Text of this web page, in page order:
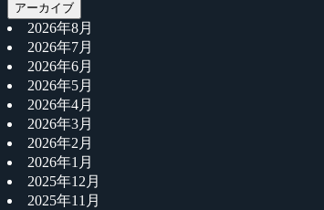
アーカイブ
2026年8月
2026年7月
2026年6月
2026年5月
2026年4月
2026年3月
2026年2月
2026年1月
2025年12月
2025年11月